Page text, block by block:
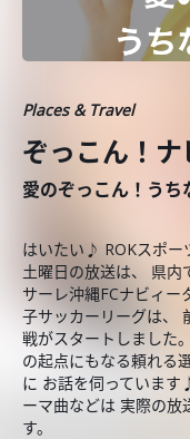
Places & Travel
ぞっこん！
愛のぞっこん！う
はいたい♪ ROKスポー
土曜日の放送は、 県内
サーレ沖縄FCナビィ
子サッカーリーグは、
戦がスタートしました
の起点にもなる頼れる
に お話を伺っていま
ーマ曲などは 実際の放
す。